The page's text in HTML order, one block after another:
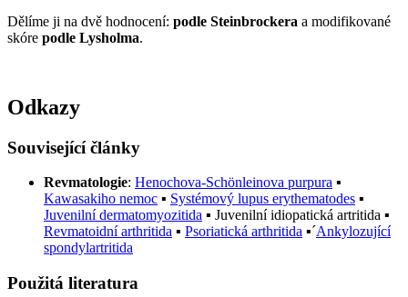
Dělíme ji na dvě hodnocení: podle Steinbrockera a modifikované
skóre podle Lysholma.
Odkazy
Související články
Revmatologie: Henochova-Schönleinova purpura ▪
Kawasakiho nemoc ▪ Systémový lupus erythematodes ▪
Juvenilní dermatomyozitida ▪ Juvenilní idiopatická artritida ▪
Revmatoidní arthritida ▪ Psoriatická arthritida ▪´Ankylozující
spondylartritida
Použitá literatura